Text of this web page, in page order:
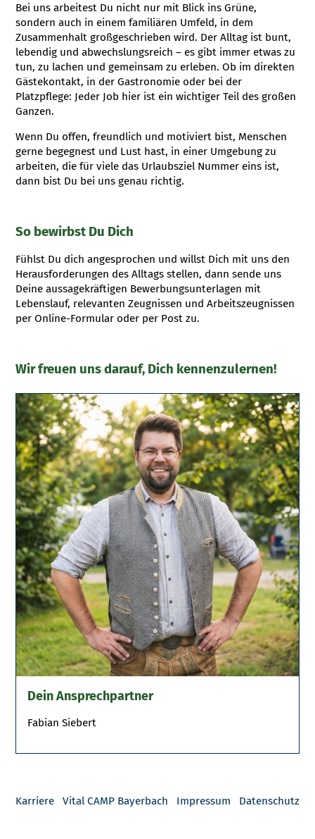
Bei uns arbeitest Du nicht nur mit Blick ins Grüne,
sondern auch in einem familiären Umfeld, in dem
Zusammenhalt großgeschrieben wird. Der Alltag ist bunt,
lebendig und abwechslungsreich – es gibt immer etwas zu
tun, zu lachen und gemeinsam zu erleben. Ob im direkten
Gästekontakt, in der Gastronomie oder bei der
Platzpflege: Jeder Job hier ist ein wichtiger Teil des großen
Ganzen.
Wenn Du offen, freundlich und motiviert bist, Menschen
gerne begegnest und Lust hast, in einer Umgebung zu
arbeiten, die für viele das Urlaubsziel Nummer eins ist,
dann bist Du bei uns genau richtig.
So bewirbst Du Dich
Fühlst Du dich angesprochen und willst Dich mit uns den
Herausforderungen des Alltags stellen, dann sende uns
Deine aussagekräftigen Bewerbungsunterlagen mit
Lebenslauf, relevanten Zeugnissen und Arbeitszeugnissen
per Online-Formular oder per Post zu.
Wir freuen uns darauf, Dich kennenzulernen!
Dein Ansprechpartner
Fabian Siebert
Karriere Vital CAMP Bayerbach Impressum Datenschutz